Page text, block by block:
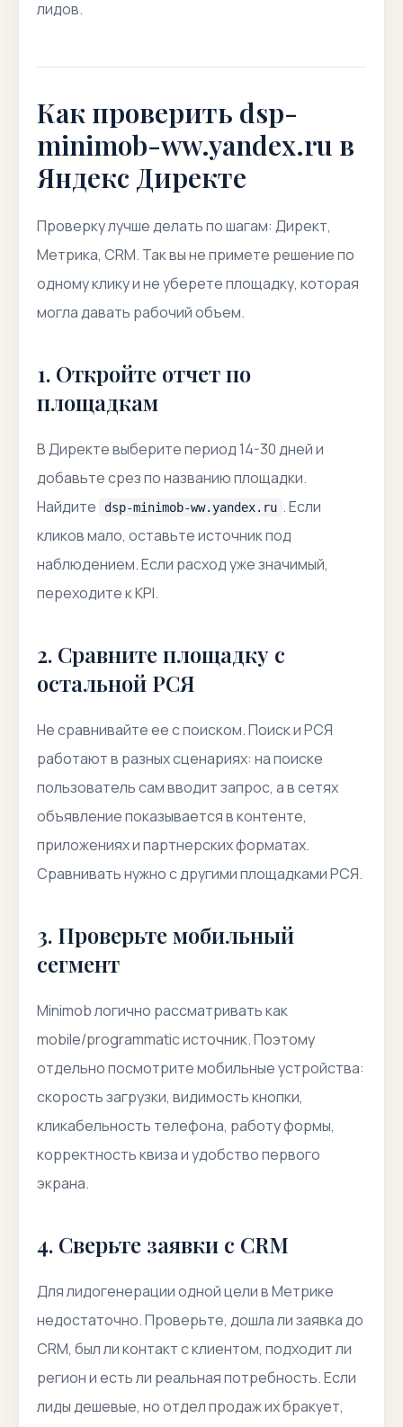
лидов.
Как проверить dsp-
minimob-ww.yandex.ru в
Яндекс Директе
Проверку лучше делать по шагам: Директ,
Метрика, CRM. Так вы не примете решение по
одному клику и не уберете площадку, которая
могла давать рабочий объем.
1. Откройте отчет по
площадкам
В Директе выберите период 14-30 дней и
добавьте срез по названию площадки.
Найдите
dsp-minimob-ww.yandex.ru . Если
кликов мало, оставьте источник под
наблюдением. Если расход уже значимый,
переходите к KPI.
2. Сравните площадку с
остальной РСЯ
Не сравнивайте ее с поиском. Поиск и РСЯ
работают в разных сценариях: на поиске
пользователь сам вводит запрос, а в сетях
объявление показывается в контенте,
приложениях и партнерских форматах.
Сравнивать нужно с другими площадками РСЯ.
3. Проверьте мобильный
сегмент
Minimob логично рассматривать как
mobile/programmatic источник. Поэтому
отдельно посмотрите мобильные устройства:
скорость загрузки, видимость кнопки,
кликабельность телефона, работу формы,
корректность квиза и удобство первого
экрана.
4. Сверьте заявки с CRM
Для лидогенерации одной цели в Метрике
недостаточно. Проверьте, дошла ли заявка до
CRM, был ли контакт с клиентом, подходит ли
регион и есть ли реальная потребность. Если
лиды дешевые, но отдел продаж их бракует,